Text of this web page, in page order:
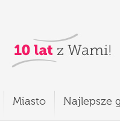
Miasto Najlepsze